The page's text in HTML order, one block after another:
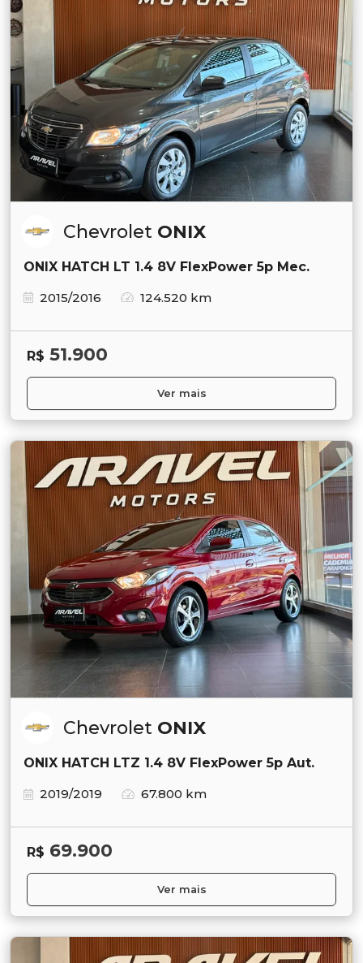
Chevrolet ONIX
ONIX HATCH LT 1.4 8V FlexPower 5p Mec.
2015/2016
124.520 km
R$ 51.900
Ver mais
Chevrolet ONIX
ONIX HATCH LTZ 1.4 8V FlexPower 5p Aut.
2019/2019
67.800 km
R$ 69.900
Ver mais